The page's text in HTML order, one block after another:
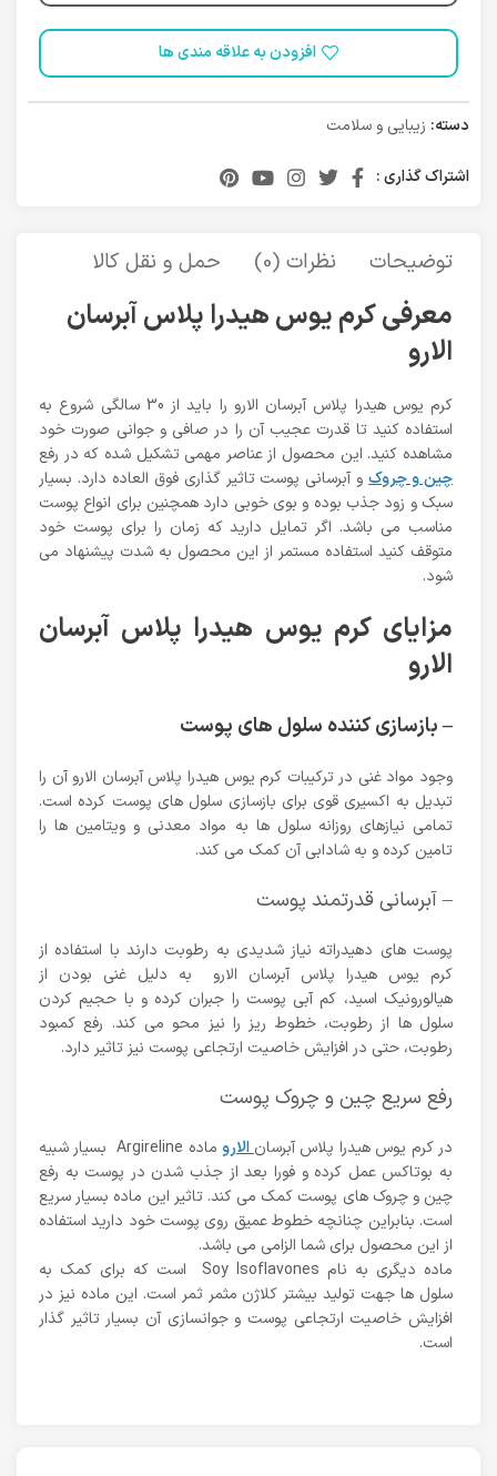
افزودن به علاقه مندی ها
دسته: زیبایی و سلامت
اشتراک گذاری :
توضیحات نظرات (0) حمل و نقل کالا
معرفی کرم یوس هیدرا پلاس آبرسان
الارو
کرم یوس هیدرا پلاس آبرسان الارو را باید از 30 سالگی شروع به
استفاده کنید تا قدرت عجیب آن را در صافی و جوانی صورت خود
مشاهده کنید. این محصول از عناصر مهمی تشکیل شده که در رفع
چین و چروکو آبرسانی پوست تاثیر گذاری فوق العاده دارد. بسیار
سبک و زود جذب بوده و بوی خوبی دارد همچنین برای انواع پوست
مناسب می باشد. اگر تمایل دارید که زمان را برای پوست خود
متوقف کنید استفاده مستمر از این محصول به شدت پیشنهاد می
شود.
مزایای کرم یوس هیدرا پلاس آبرسان
الارو
– بازسازی کننده سلول های پوست
وجود مواد غنی در ترکیبات کرم یوس هیدرا پلاس آبرسان الارو آن را
تبدیل به اکسیری قوی برای بازسازی سلول های پوست کرده است.
تمامی نیازهای روزانه سلول ها به مواد معدنی و ویتامین ها را
تامین کرده و به شادابی آن کمک می کند.
– آبرسانی قدرتمند پوست
پوست های دهیدراته نیاز شدیدی به رطوبت دارند با استفاده از
کرم یوس هیدرا پلاس آبرسان الارو به دلیل غنی بودن از
هیالورونیک اسید، کم آبی پوست را جبران کرده و با حجیم کردن
سلول ها از رطوبت، خطوط ریز را نیز محو می کند. رفع کمبود
رطوبت، حتی در افزایش خاصیت ارتجاعی پوست نیز تاثیر دارد.
رفع سریع چین و چروک پوست
در کرم یوس هیدرا پلاس آبرسانالارو
ماده Argireline بسیار شبیه
به بوتاکس عمل کرده و فورا بعد از جذب شدن در پوست به رفع
چین و چروک های پوست کمک می کند. تاثیر این ماده بسیار سریع
است. بنابراین چنانچه خطوط عمیق روی پوست خود دارید استفاده
از این محصول برای شما الزامی می باشد.
ماده دیگری به نام Soy Isoflavones است که برای کمک به
سلول ها جهت تولید بیشتر کلاژن مثمر ثمر است. این ماده نیز در
افزایش خاصیت ارتجاعی پوست و جوانسازی آن بسیار تاثیر گذار
است.